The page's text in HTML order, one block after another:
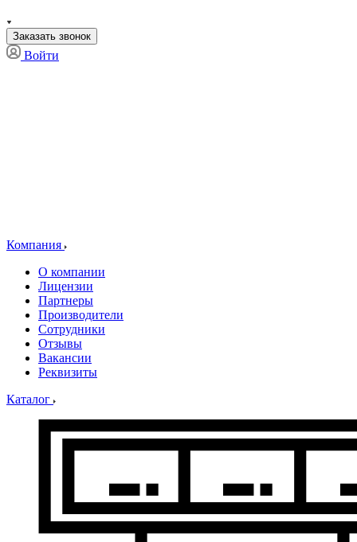
Заказать звонок
Войти
Компания
О компании
Лицензии
Партнеры
Производители
Сотрудники
Отзывы
Вакансии
Реквизиты
Каталог